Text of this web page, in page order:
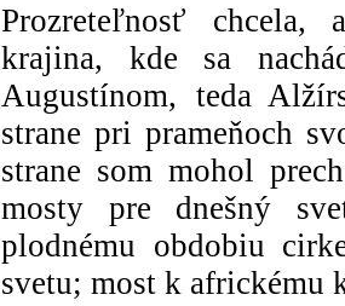
Prozreteľnosť chcela,
krajina, kde sa
Augustínom, teda
strane pri prameňoch
strane som mohol
mosty pre dnešný
plodnému obdobiu
svetu; most k africkému